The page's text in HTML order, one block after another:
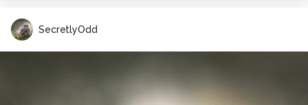
SecretlyOdd